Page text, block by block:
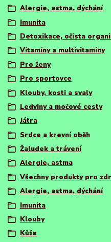
Alergie, astma, dýchání
Imunita
Detoxikace, očista
Vitamíny a multivitamíny
Pro ženy
Pro sportovce
Klouby, kosti a svaly
Ledviny a močové cesty
Játra
Srdce a krevní oběh
Žaludek a trávení
Alergie, astma
Všechny produkty pro
Alergie, astma, dýchání
Imunita
Klouby
Kůže